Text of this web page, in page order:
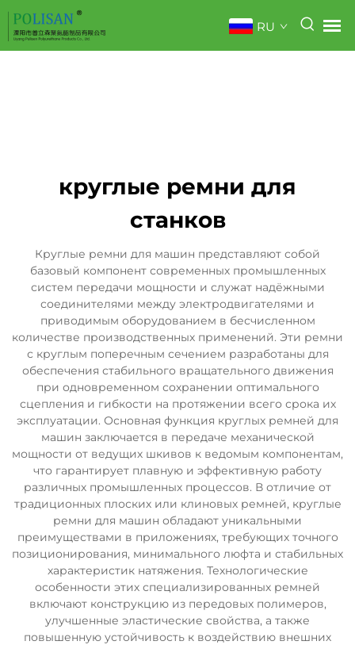
RU
круглые ремни для
станков
Круглые ремни для машин представляют собой
базовый компонент современных промышленных
систем передачи мощности и служат надёжными
соединителями между электродвигателями и
приводимым оборудованием в бесчисленном
количестве производственных применений. Эти ремни
с круглым поперечным сечением разработаны для
обеспечения стабильного вращательного движения
при одновременном сохранении оптимального
сцепления и гибкости на протяжении всего срока их
эксплуатации. Основная функция круглых ремней для
машин заключается в передаче механической
мощности от ведущих шкивов к ведомым компонентам,
что гарантирует плавную и эффективную работу
различных промышленных процессов. В отличие от
традиционных плоских или клиновых ремней, круглые
ремни для машин обладают уникальными
преимуществами в приложениях, требующих точного
позиционирования, минимального люфта и стабильных
характеристик натяжения. Технологические
особенности этих специализированных ремней
включают конструкцию из передовых полимеров,
улучшенные эластические свойства, а также
повышенную устойчивость к воздействию внешних